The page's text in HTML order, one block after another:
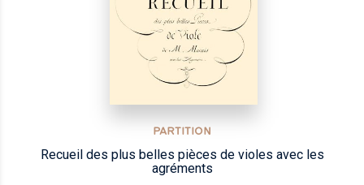
PARTITION
Recueil des plus belles pièces de violes avec les
agréments